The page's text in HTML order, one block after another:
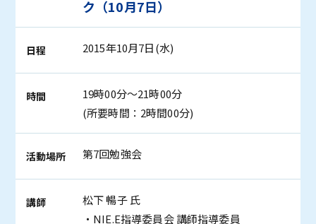
ク（10月7日）
日程 2015年10月7日(水)
時間
19時00分～21時00分
(所要時間：2時間00分)
活動場所 第7回勉強会
講師
松下 暢子 氏
・NIE.E指導委員会 講師指導委員